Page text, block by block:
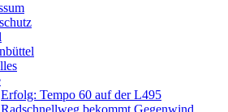
Erfolg: Tempo 60 auf der L495
Radschnellweg bekommt Gegenwind